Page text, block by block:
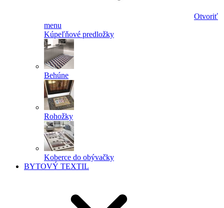
Otvoriť
menu
Kúpeľňové predložky
Behúne
Rohožky
Koberce do obývačky
BYTOVÝ TEXTIL